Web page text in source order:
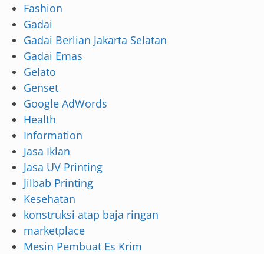
Fashion
Gadai
Gadai Berlian Jakarta Selatan
Gadai Emas
Gelato
Genset
Google AdWords
Health
Information
Jasa Iklan
Jasa UV Printing
Jilbab Printing
Kesehatan
konstruksi atap baja ringan
marketplace
Mesin Pembuat Es Krim